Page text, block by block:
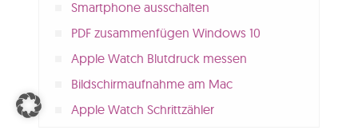
Smartphone ausschalten
PDF zusammenfügen Windows 10
Apple Watch Blutdruck messen
Bildschirmaufnahme am Mac
Apple Watch Schrittzähler